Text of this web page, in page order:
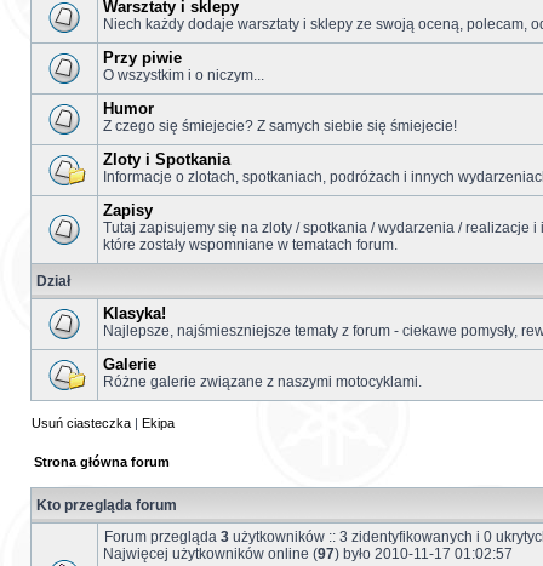
Warsztaty i sklepy
Niech każdy dodaje warsztaty i sklepy ze swoją oceną, polecam,
Przy piwie
O wszystkim i o niczym...
Humor
Z czego się śmiejecie? Z samych siebie się śmiejecie!
Zloty i Spotkania
Informacje o zlotach, spotkaniach, podróżach i innych
Zapisy
Tutaj zapisujemy się na zloty / spotkania / wydarzenia / realizacje
które zostały wspomniane w tematach forum.
Dział
Klasyka!
Najlepsze, najśmieszniejsze tematy z forum - ciekawe pomysły,
Galerie
Różne galerie związane z naszymi motocyklami.
Usuń ciasteczka | Ekipa
Strona główna forum
Kto przegląda forum
Forum przegląda 3 użytkowników :: 3 zidentyfikowanych i 0
Najwięcej użytkowników online (97) było 2010-11-17 01:02:57